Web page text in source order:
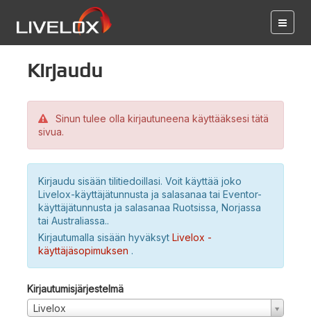
Kirjaudu
Sinun tulee olla kirjautuneena käyttääksesi tätä
sivua.
Kirjaudu sisään tilitiedoillasi. Voit käyttää joko
Livelox-käyttäjätunnusta ja salasanaa tai Eventor-
käyttäjätunnusta ja salasanaa Ruotsissa, Norjassa
tai Australiassa..
Kirjautumalla sisään hyväksyt Livelox -
käyttäjäsopimuksen .
Kirjautumisjärjestelmä
Livelox